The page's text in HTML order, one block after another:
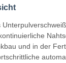
und in der